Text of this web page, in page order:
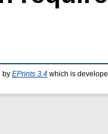
by EPrints 3.4 which is